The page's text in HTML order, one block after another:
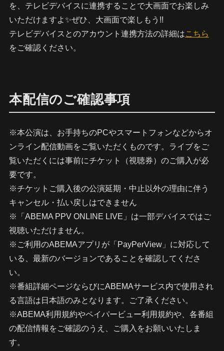
を、テレビデバイスに連携することで大画面でお楽しみ
いただけますよ✨ぜひ、大画面で楽しもう!!
テレビデバイスとのアカウント連携方法の詳細はこちら
をご確認ください。
本配信のご確認事項
※本公演は、お手持ちのPCやスマートフォンなどからオ
ンライン配信動画をご覧いただくものです。ライブをご
覧いただくには事前にチケット（視聴券）のご購入が必
要です。
※チケットご購入後の公演延期・中止以外の理由に伴う
キャンセル・払い戻しはできません
※「ABEMA PPV ONLINE LIVE」は一部デバイスではご
視聴いただけません。
※ご利用のABEMAアプリが「PayPerView」に対応して
いる、最新のバージョンであることを確認してくださ
い。
※番組詳細ページならびにABEMAサービス内で使用され
る言語は日本語のみとなります。ご了承ください。
※ABEMA利用規約やペイパービュー利用規約や、各番組
の配信情報をご確認のうえ、ご購入をお願いいたしま
す。